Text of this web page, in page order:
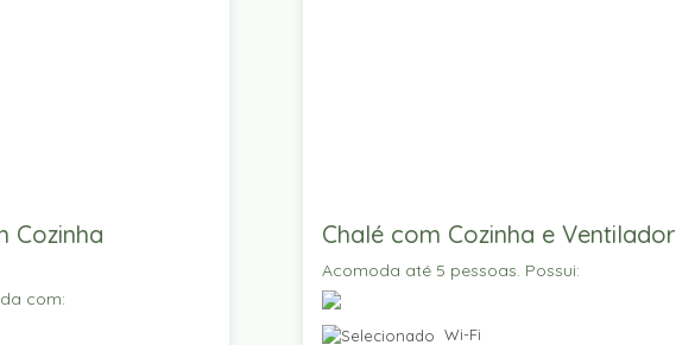
Cozinha
com:
Chalé com Cozinha e Ventilador
Acomoda até 5 pessoas. Possui:
Wi-Fi